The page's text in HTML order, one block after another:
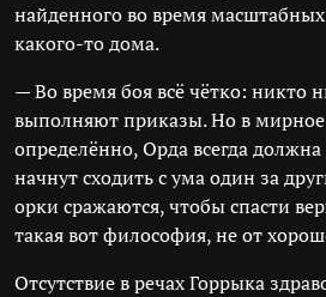
найденного во время
какого-то дома.
— Во время боя всё чётко: никто
выполняют приказы. Но в
определённо, Орда всегда
начнут сходить с ума один за
орки сражаются, чтобы спасти
такая вот философия, не от
Отсутствие в речах Горрыка